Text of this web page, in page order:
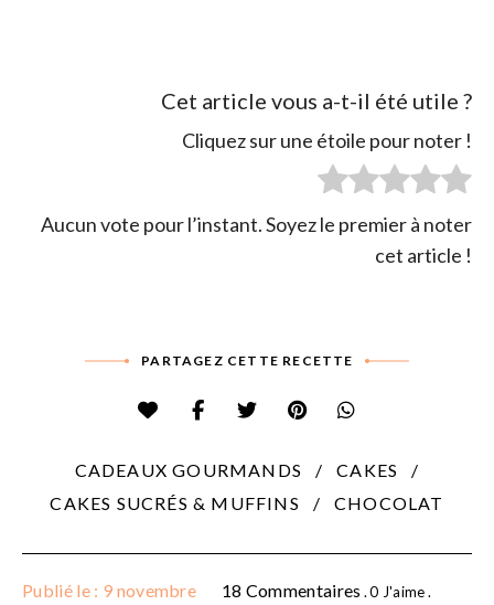
Cet article vous a-t-il été utile ?
Cliquez sur une étoile pour noter !
Aucun vote pour l’instant. Soyez le premier à noter
cet article !
PARTAGEZ CETTE RECETTE
CADEAUX GOURMANDS
CAKES
CAKES SUCRÉS & MUFFINS
CHOCOLAT
Publié le : 9 novembre
18 Commentaires 0 J'aime